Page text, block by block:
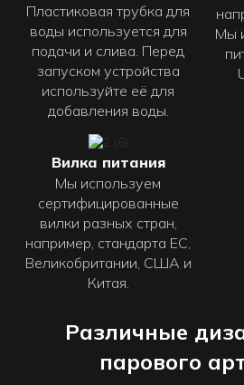
Пластиковая трубка для
воды используется для
подачи и слива. Перед
запуском устройства
используйте её для
добавления воды.
Мы
Вилка питания
Мы используем
сертифицированные
вилки разных стран,
например, стандарта ЕС,
Великобритании, США и
Китая.
Различные
парового